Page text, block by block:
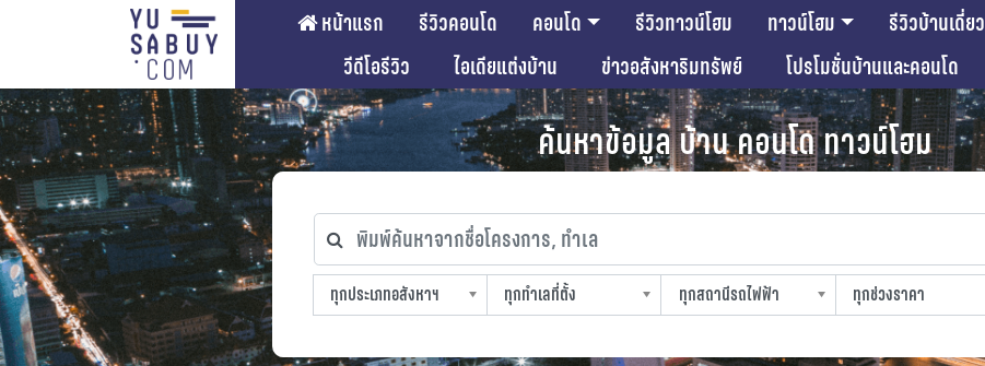
หน้าแรก รีวิวคอนโด คอนโด รีวิวทาวน์โฮม ทาวน์โฮม รีวิวบ้านเดี่ยว
วีดีโอรีวิว
ไอเดียแต่งบ้าน ข่าวอสังหาริมทรัพย์ โปรโมชั่นบ้านและคอนโด
ค้นหาข้อมูล บ้าน คอนโด ทาวน์โฮม
พิมพ์ค้นหาจากชื่อโครงการ, ทำเล
ทุกประเภทอสังหาฯ
ทุกประเภทอสังหาฯ
ทุกทำเลที่ตั้ง
ทุกทำเลที่ตั้ง
ทุกสถานีรถไฟฟ้า
ทุกสถานีรถไฟฟ้า
ทุกช่วงราคา
ทุกช่วงราคา